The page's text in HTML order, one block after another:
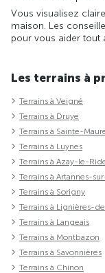
Vous visualisez
maison. Les
pour vous aider tout
Les terrains à
Terrains à Veigné
Terrains à Druye
Terrains à Sainte-
Terrains à Luynes
Terrains à Azay-le-
Terrains à Artannes-
Terrains à Sorigny
Terrains à Lignières-
Terrains à Langeais
Terrains à Montbazon
Terrains à Savonnières
Terrains à Chinon